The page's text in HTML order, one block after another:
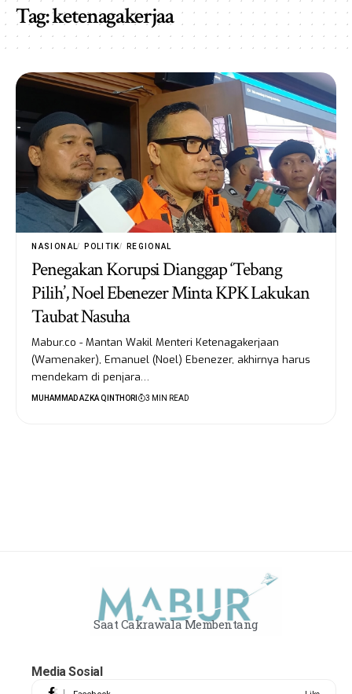
Tag:ketenagakerjaa
NASIONAL POLITIK REGIONAL
Penegakan Korupsi Dianggap ‘Tebang
Pilih’, Noel Ebenezer Minta KPK Lakukan
Taubat Nasuha
Mabur.co - Mantan Wakil Menteri Ketenagakerjaan
(Wamenaker), Emanuel (Noel) Ebenezer, akhirnya harus
mendekam di penjara…
MUHAMMAD AZKA QINTHORI 3 MIN READ
Saat Cakrawala Membentang
Media Sosial